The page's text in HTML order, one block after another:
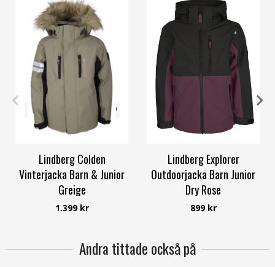
120 140 170
Lindberg Colden
Vinterjacka Barn & Junior
Greige
Lindberg
1.399 kr
Lindberg Explorer
Outdoorjacka Barn Junior
Dry Rose
Lindberg
899 kr
Andra tittade också på